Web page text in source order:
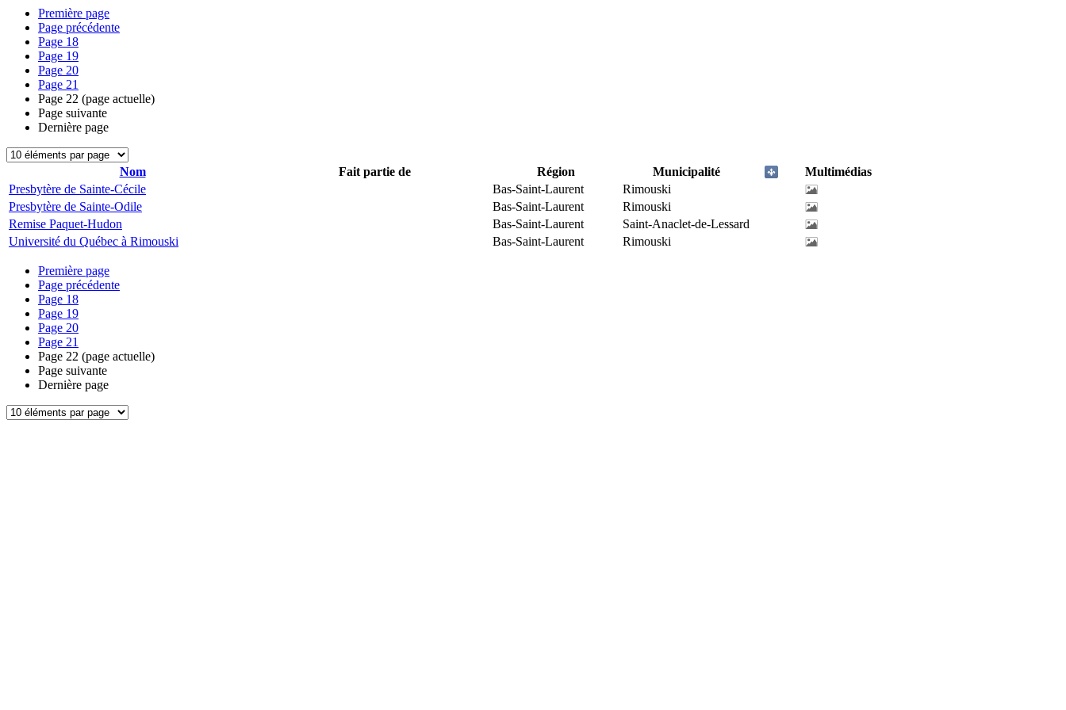
Première page
Page précédente
Page 18
Page 19
Page 20
Page 21
Page 22 (page actuelle)
Page suivante
Dernière page
Nom Fait partie de Région Municipalité
Multimédias
Presbytère de Sainte-Cécile
Bas-Saint-Laurent
Rimouski
Presbytère de Sainte-Odile
Bas-Saint-Laurent
Rimouski
Remise Paquet-Hudon
Bas-Saint-Laurent
Saint-Anaclet-de-Lessard
Université du Québec à Rimouski
Bas-Saint-Laurent Rimouski
Première page
Page précédente
Page 18
Page 19
Page 20
Page 21
Page 22 (page actuelle)
Page suivante
Dernière page